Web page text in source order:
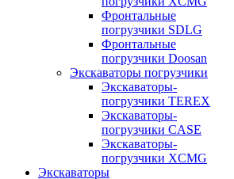
Фронтальные
погрузчики SDLG
Фронтальные
погрузчики Doosan
Экскаваторы погрузчики
Экскаваторы-
погрузчики TEREX
Экскаваторы-
погрузчики CASE
Экскаваторы-
погрузчики XCMG
Экскаваторы